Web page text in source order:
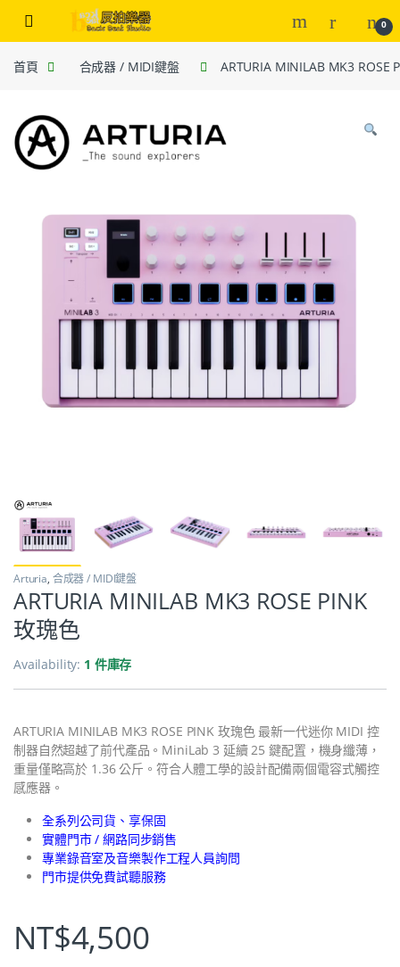
0
首頁 合成器 / MIDI鍵盤 ARTURIA MINILAB MK3 ROSE
Arturia, 合成器 / MIDI鍵盤
ARTURIA MINILAB MK3 ROSE PINK
玫瑰色
Availability: 1 件庫存
ARTURIA MINILAB MK3 ROSE PINK 玫瑰色 最新一代迷你 MIDI 控
制器自然超越了前代產品。MiniLab 3 延續 25 鍵配置，機身纖薄，
重量僅略高於 1.36 公斤。符合人體工學的設計配備兩個電容式觸控
感應器。
全系列公司貨、享保固
實體門市 / 網路同步銷售
專業錄音室及音樂製作工程人員詢問
門市提供免費試聽服務
NT$4,500